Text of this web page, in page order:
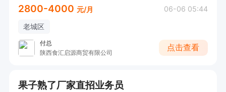
2800-4000 元/月 06-06 05:44
老城区
付总
陕西食汇启源商贸有限公司
点击查看
果子熟了厂家直招业务员